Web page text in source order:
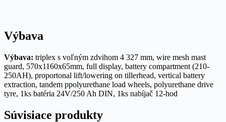
Výbava
Výbava: triplex s voľným zdvihom 4 327 mm, wire mesh mast
guard, 570x1160x65mm, full display, battery compartment (210-
250AH), proportonal lift/lowering on tillerhead, vertical battery
extraction, tandem ppolyurethane load wheels, polyurethane drive
tyre, 1ks batéria 24V/250 Ah DIN, 1ks nabíjač 12-hod
Súvisiace produkty